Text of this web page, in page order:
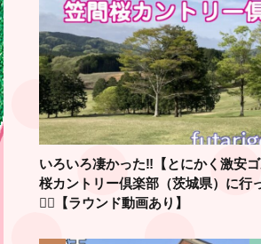
いろいろ凄かった‼️【とにかく激安
桜カントリー倶楽部（茨城県）に行
🏌️‍♂️【ラウンド動画あり】